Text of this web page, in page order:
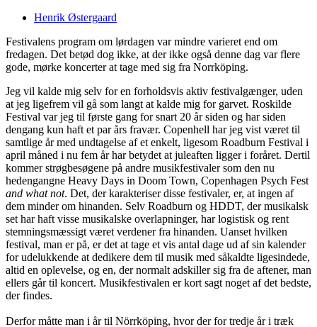
Henrik Østergaard
Festivalens program om lørdagen var mindre varieret end om
fredagen. Det betød dog ikke, at der ikke også denne dag var flere
gode, mørke koncerter at tage med sig fra Norrköping.
Jeg vil kalde mig selv for en forholdsvis aktiv festivalgænger, uden
at jeg ligefrem vil gå som langt at kalde mig for garvet. Roskilde
Festival var jeg til første gang for snart 20 år siden og har siden
dengang kun haft et par års fravær. Copenhell har jeg vist været til
samtlige år med undtagelse af et enkelt, ligesom Roadburn Festival i
april måned i nu fem år har betydet at juleaften ligger i foråret. Dertil
kommer strøgbesøgene på andre musikfestivaler som den nu
hedengangne Heavy Days in Doom Town, Copenhagen Psych Fest
and what not. Det, der karakteriser disse festivaler, er, at ingen af
dem minder om hinanden. Selv Roadburn og HDDT, der musikalsk
set har haft visse musikalske overlapninger, har logistisk og rent
stemningsmæssigt været verdener fra hinanden. Uanset hvilken
festival, man er på, er det at tage et vis antal dage ud af sin kalender
for udelukkende at dedikere dem til musik med såkaldte ligesindede,
altid en oplevelse, og en, der normalt adskiller sig fra de aftener, man
ellers går til koncert. Musikfestivalen er kort sagt noget af det bedste,
der findes.
Derfor måtte man i år til Nörrköping, hvor der for tredje år i træk